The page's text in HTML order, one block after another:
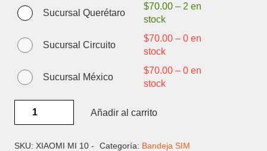
Sucursal Querétaro
$70.00 – 2 en
stock
Sucursal Circuito
$70.00 –0 en
stock
Sucursal México
$70.00 –0 en
stock
-
Añadir al carrito
SKU: XIAOMI MI 10 - Categoría: Bandeja SIM